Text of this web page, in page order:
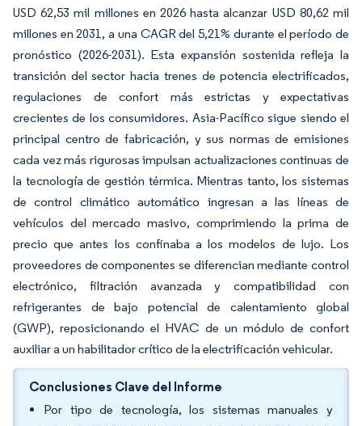
USD 62,53 mil millones en 2026 hasta alcanzar USD 80,62 mil
millones en 2031, a una CAGR del 5,21% durante el período de
pronóstico (2026-2031). Esta expansión sostenida refleja la
transición del sector hacia trenes de potencia electrificados,
regulaciones de confort más estrictas y expectativas
crecientes de los consumidores. Asia-Pacífico sigue siendo el
principal centro de fabricación, y sus normas de emisiones
cada vez más rigurosas impulsan actualizaciones continuas de
la tecnología de gestión térmica. Mientras tanto, los sistemas
de control climático automático ingresan a las líneas de
vehículos del mercado masivo, comprimiendo la prima de
precio que antes los confinaba a los modelos de lujo. Los
proveedores de componentes se diferencian mediante control
electrónico, filtración avanzada y compatibilidad con
refrigerantes de bajo potencial de calentamiento global
(GWP), reposicionando el HVAC de un módulo de confort
auxiliar a un habilitador crítico de la electrificación vehicular.
Conclusiones Clave del Informe
Por tipo de tecnología, los sistemas manuales y